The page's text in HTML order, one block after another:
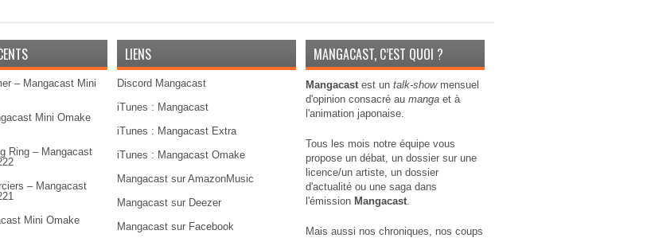
– Mangacast Mini
Mini Omake
Ring – Mangacast
– Mangacast
Mini Omake
LIENS
Discord Mangacast
iTunes : Mangacast
iTunes : Mangacast Extra
iTunes : Mangacast Omake
Mangacast sur AmazonMusic
Mangacast sur Deezer
Mangacast sur Facebook
MANGACAST, C’EST QUOI ?
Mangacastest un talk-showmensuel
d'opinion consacré au manga et à
l'animation japonaise.
Tous les mois notre équipe vous
propose un débat, un dossier sur une
licence/un artiste, un dossier
d'actualité ou une saga dans
l'émission Mangacast.
Mais aussi nos chroniques, nos coups